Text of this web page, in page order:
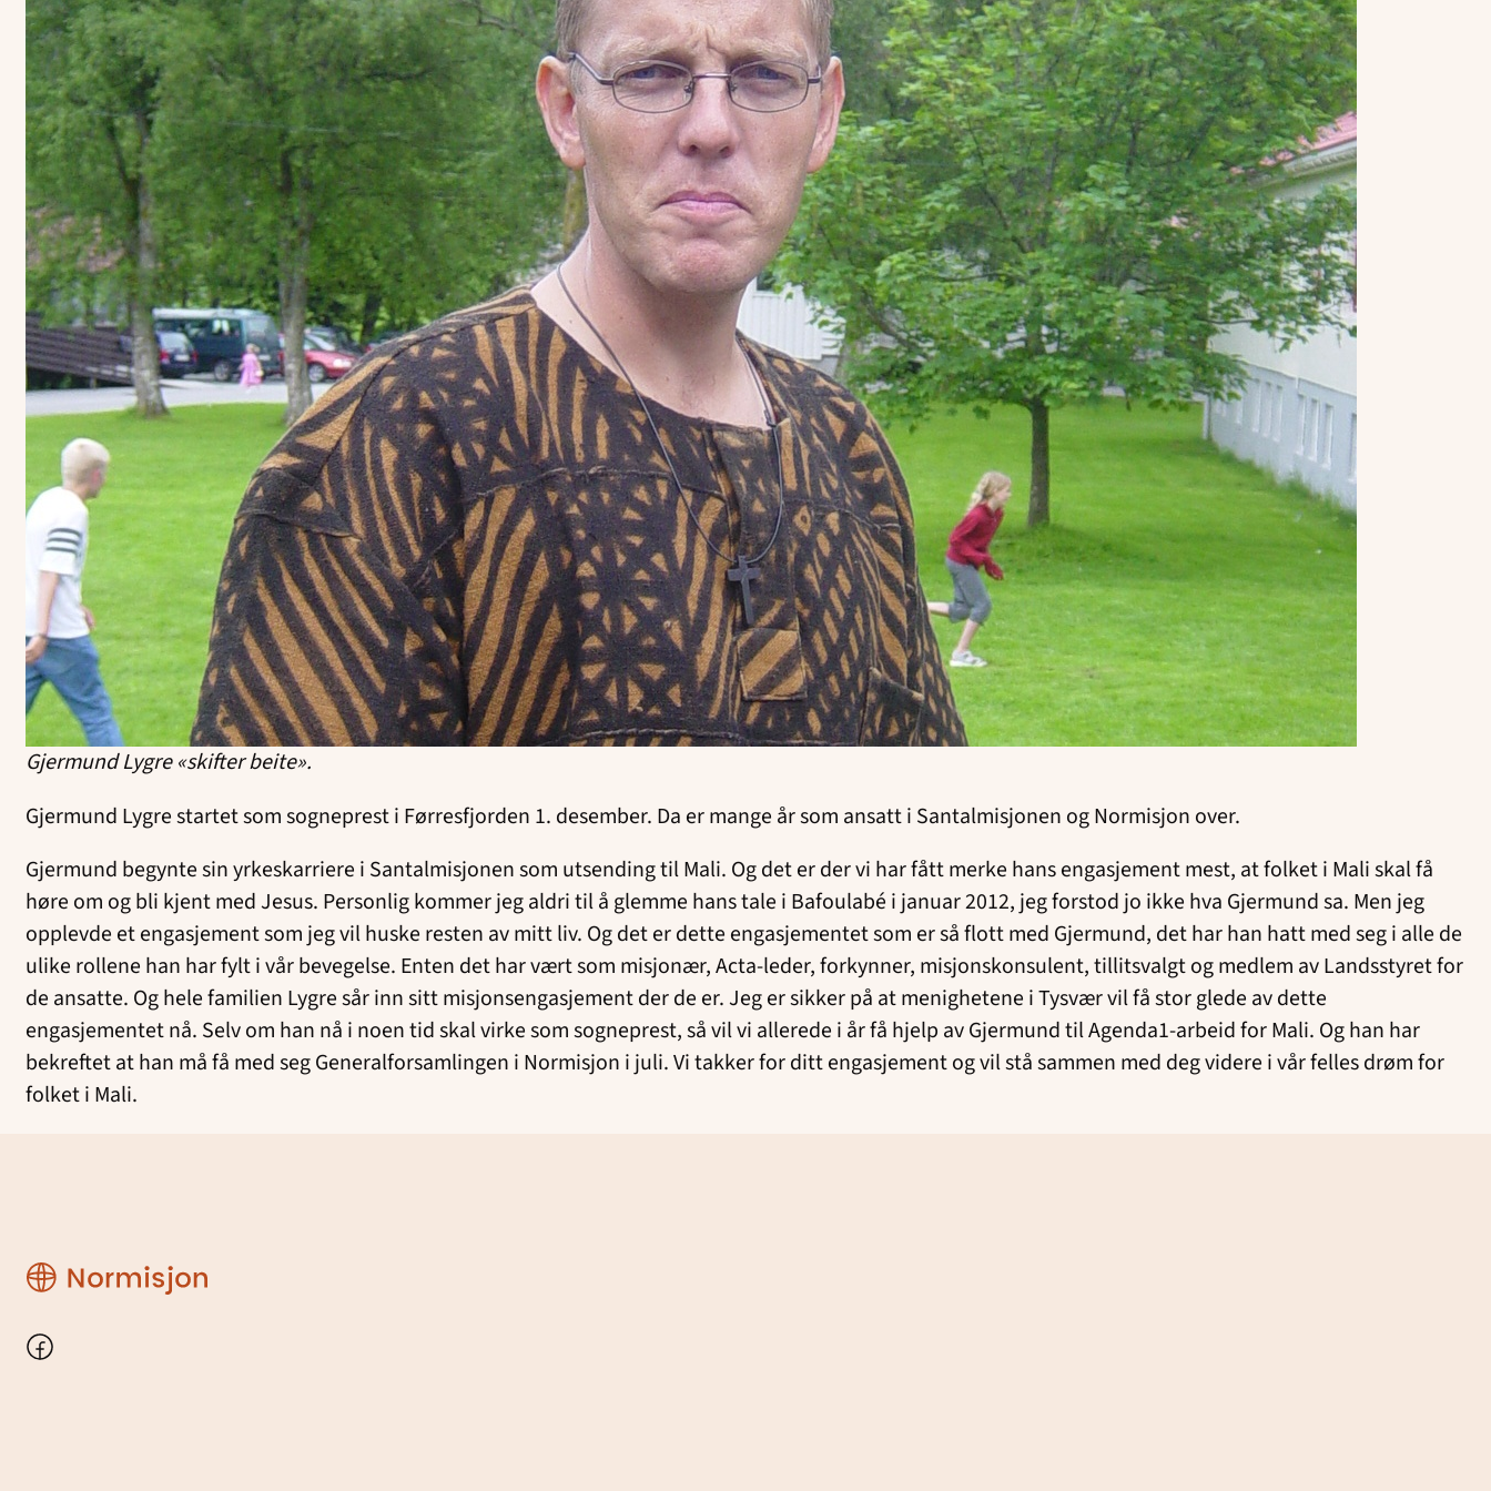
Gjermund Lygre «skifter beite».
Gjermund Lygre startet som sogneprest i Førresfjorden 1. desember. Da er mange år som ansatt i Santalmisjonen og Normisjon over.
Gjermund begynte sin yrkeskarriere i Santalmisjonen som utsending til Mali. Og det er der vi har fått merke hans engasjement mest, at folket i Mali skal få
høre om og bli kjent med Jesus. Personlig kommer jeg aldri til å glemme hans tale i Bafoulabé i januar 2012, jeg forstod jo ikke hva Gjermund sa. Men jeg
opplevde et engasjement som jeg vil huske resten av mitt liv. Og det er dette engasjementet som er så flott med Gjermund, det har han hatt med seg i alle de
ulike rollene han har fylt i vår bevegelse. Enten det har vært som misjonær, Acta-leder, forkynner, misjonskonsulent, tillitsvalgt og medlem av Landsstyret for
de ansatte. Og hele familien Lygre sår inn sitt misjonsengasjement der de er. Jeg er sikker på at menighetene i Tysvær vil få stor glede av dette
engasjementet nå. Selv om han nå i noen tid skal virke som sogneprest, så vil vi allerede i år få hjelp av Gjermund til Agenda1-arbeid for Mali. Og han har
bekreftet at han må få med seg Generalforsamlingen i Normisjon i juli. Vi takker for ditt engasjement og vil stå sammen med deg videre i vår felles drøm for
folket i Mali.
Region
Rogaland
Facebook